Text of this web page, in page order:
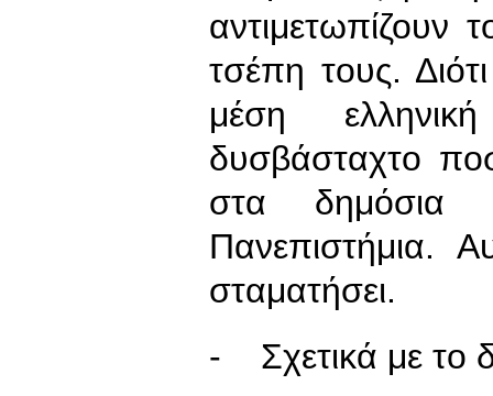
αντιμετωπίζουν
τσέπη τους.
μέση
δυσβάσταχτο
στα δημόσια
Πανεπιστήμια.
σταματήσει.
- Σχετικά με το